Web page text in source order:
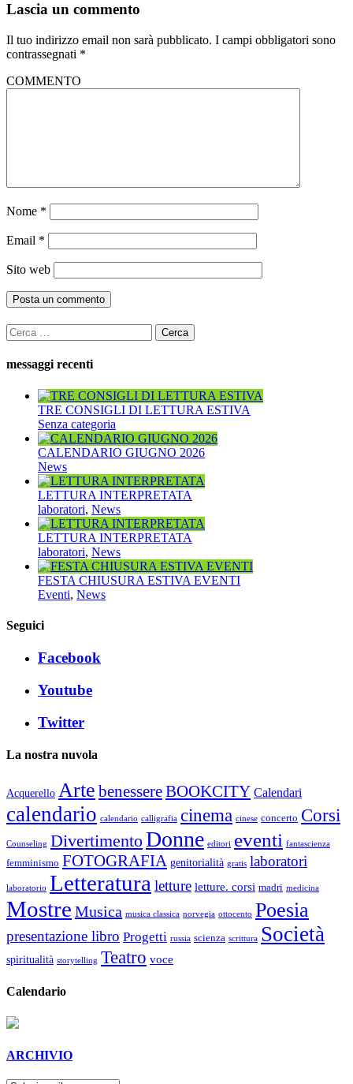
Lascia un commento
Il tuo indirizzo email non sarà pubblicato. I campi obbligatori sono
contrassegnati *
COMMENTO
Nome *
Email *
Sito web
Ricerca
per:
messaggi recenti
TRE CONSIGLI DI LETTURA ESTIVA
Senza categoria
CALENDARIO GIUGNO 2026
News
LETTURA INTERPRETATA
laboratori, News
LETTURA INTERPRETATA
laboratori, News
FESTA CHIUSURA ESTIVA EVENTI
Eventi, News
Seguici
Facebook
Youtube
Twitter
La nostra nuvola
Acquerello Arte benessereBOOKCITY Calendari
calendario calendario calligrafia cinema cinese concerto Corsi
Counseling DivertimentoDonne editori eventi fantascienza
femminismo FOTOGRAFIA genitorialità gratis laboratori
laboratorio Letteratura letture letture. corsi madri medicina
Mostre Musica musica classica norvegia ottocento Poesia
presentazione libro Progetti russia scienza scrittura Società
spiritualità storytelling Teatro voce
Calendario
ARCHIVIO